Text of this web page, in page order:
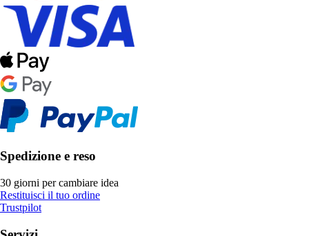
Spedizione e reso
30 giorni per cambiare idea
Restituisci il tuo ordine
Trustpilot